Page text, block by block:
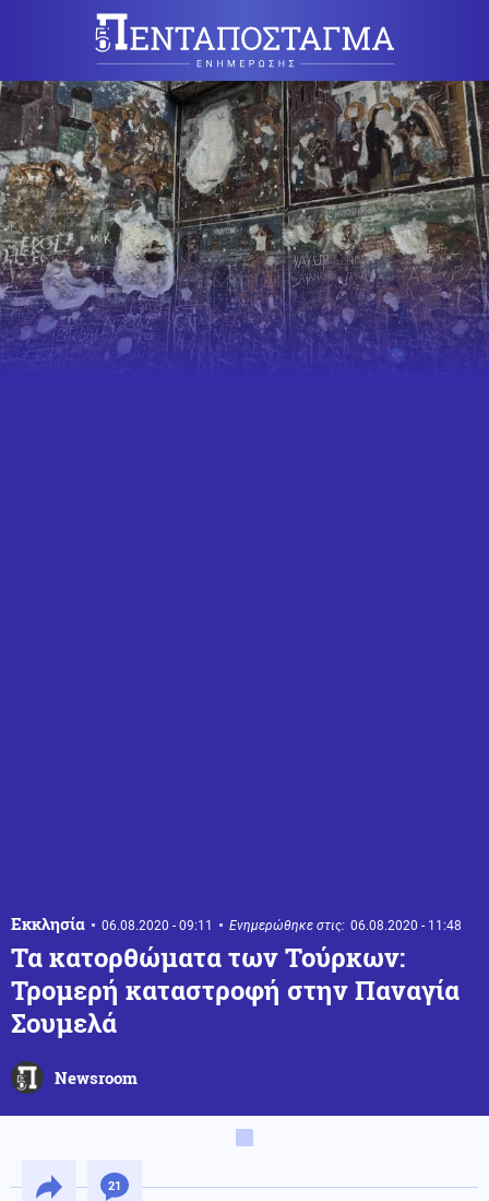
Εκκλησία 06.08.2020 - 09:11 Ενημερώθηκε στις: 06.08.2020 - 11:48
Τα κατορθώματα των Τούρκων:
Τρομερή καταστροφή στην Παναγία
Σουμελά
Newsroom
21